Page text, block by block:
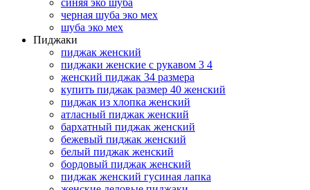
синяя эко шуба
черная шуба эко мех
шуба эко мех
Пиджаки
пиджак женский
пиджаки женские с рукавом 3 4
женский пиджак 34 размера
купить пиджак размер 40 женский
пиджак из хлопка женский
атласный пиджак женский
бархатный пиджак женский
бежевый пиджак женский
белый пиджак женский
бордовый пиджак женский
пиджак женский гусиная лапка